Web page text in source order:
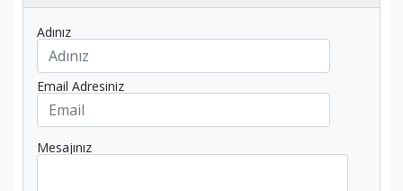
Adınız
Email Adresiniz
Mesajınız